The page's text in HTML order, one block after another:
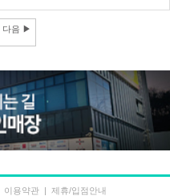
다음 ▶
이용약관 | 제휴/입점안내